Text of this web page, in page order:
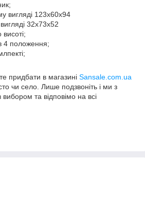
вигляді 123x60x94
32x73x52
4 положення;
придбати в магазині Sansale.com.ua
чи село. Лише подзвоніть і ми з
та відповімо на всі